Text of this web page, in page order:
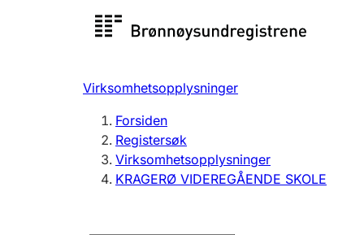
Registersøk
Registrere, endre, slette
Virksomhetsopplysninger
Forsiden
Registersøk
Virksomhetsopplysninger
KRAGERØ VIDEREGÅENDE SKOLE